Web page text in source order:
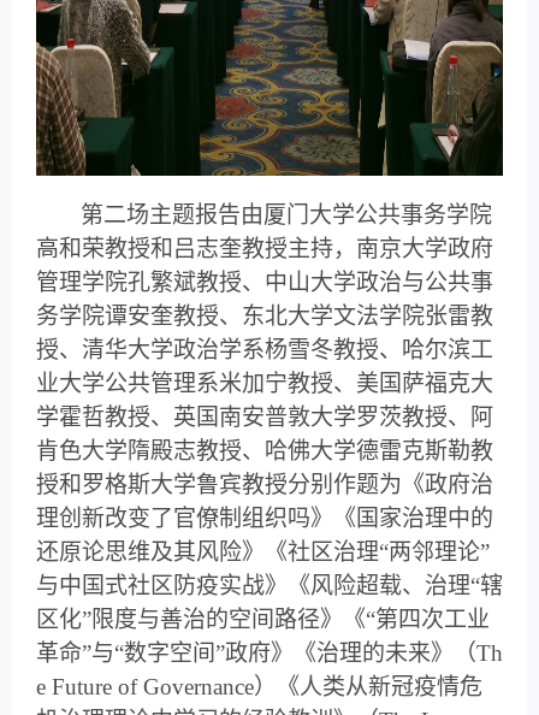
第二场主题报告由厦门大学公共事务学院
高和荣教授和吕志奎教授主持，南京大学政府
管理学院孔繁斌教授、中山大学政治与公共事
务学院谭安奎教授、东北大学文法学院张雷教
授、清华大学政治学系杨雪冬教授、哈尔滨工
业大学公共管理系米加宁教授、美国萨福克大
学霍哲教授、英国南安普敦大学罗茨教授、阿
肯色大学隋殿志教授、哈佛大学德雷克斯勒教
授和罗格斯大学鲁宾教授分别作题为《政府治
理创新改变了官僚制组织吗》《国家治理中的
还原论思维及其风险》《社区治理“两邻理论”
与中国式社区防疫实战》《风险超载、治理“辖
区化”限度与善治的空间路径》《“第四次工业
革命”与“数字空间”政府》《治理的未来》（Th
e Future of Governance）《人类从新冠疫情危